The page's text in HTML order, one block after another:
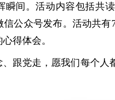
瞬间。活动内容包括共
信公众号发布。活动共
得体会。
跟党走，愿我们每个